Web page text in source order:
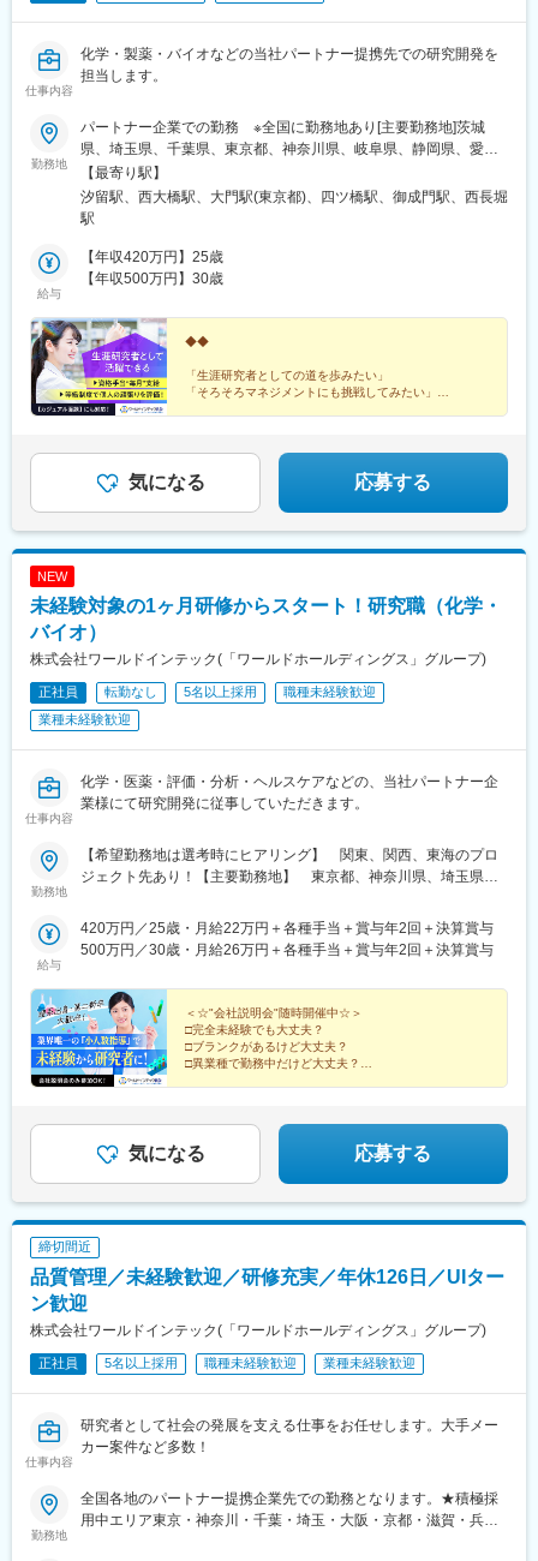
仕事内容
化学・製薬・バイオなどの当社パートナー提携先での研究開発を
担当します。
勤務地
パートナー企業での勤務 ※全国に勤務地あり[主要勤務地]茨城
県、埼玉県、千葉県、東京都、神奈川県、岐阜県、静岡県、愛知
県、三重県、滋賀県、京都府、大阪府、兵庫県、広島県、福岡県※
勤務地・配属先企業は、十分に話し合った上で、あなたのご経験
やご希望を考慮し決定します。＼NEW！エリア制度導入／全国で
望をお聞かせください！詳細は選考時にご案内いたします。
【最寄り駅】
汐留駅、西大橋駅、大門駅(東京都)、四ツ橋駅、御成門駅、西長堀
駅
給与
【年収420万円】25歳
【年収500万円】30歳
◆◆
「生涯研究者としての道を歩みたい」
「そろそろマネジメントにも挑戦してみたい」
◎カジュアル面談も対応しています。お気軽にご相談く
ださい。
気になる 応募する
NEW
未経験対象の1ヶ月研修からスタート！研究職（化学・
バイオ）
株式会社ワールドインテック(「ワールドホールディングス」グループ)
正社員 転勤なし 5名以上採用
職種未経験歓迎
業種未経験歓迎
仕事内容
化学・医薬・評価・分析・ヘルスケアなどの、当社パートナー企
業様にて研究開発に従事していただきます。
勤務地
【希望勤務地は選考時にヒアリング】 関東、関西、東海のプロ
ジェクト先あり！【主要勤務地】 東京都、神奈川県、埼玉県、
賀県、静岡県、愛知県、三重県、広島県、福岡県※住宅補助あり！
（月6万7000円まで会社補助）【配属先一例】中外製薬株式会社
株式会社日東電工株式会社 豊橋事業所ニプロファーマ株式会社 大
舘工場株式会社カネカ株式会社DNPファインケミカル宇都宮株式
会社中外医科学研究所東邦チタニウム株式会社高田製薬株式会社
株式会社理研ジェネシス株式会社マテリアルゲート三井化学EMS
株式会社株式会社エネコート 他＼NEW！エリア制度導入／全国
でスキルを伸ばしたい方も、好きな場所で研究をしたい方も、ご
給与
420万円／25歳・月給22万円＋各種手当＋賞与年2回＋決算賞与
500万円／30歳・月給26万円＋各種手当＋賞与年2回＋決算賞与
＜☆"会社説明会"随時開催中☆＞
□完全未経験でも大丈夫？
□ブランクがあるけど大丈夫？
□異業種で勤務中だけど大丈夫？
まずは説明だけ聞いてみたいという方も大歓迎♪
気になる 応募する
締切間近
品質管理／未経験歓迎／研修充実／年休126日／UIター
ン歓迎
株式会社ワールドインテック(「ワールドホールディングス」グループ)
正社員 5名以上採用 職種未経験歓迎 業種未経験歓迎
仕事内容
研究者として社会の発展を支える仕事をお任せします。大手メー
カー案件など多数！
勤務地
全国各地のパートナー提携企業先での勤務となります。★積極採
用中エリア東京・神奈川・千葉・埼玉・大阪・京都・滋賀・兵